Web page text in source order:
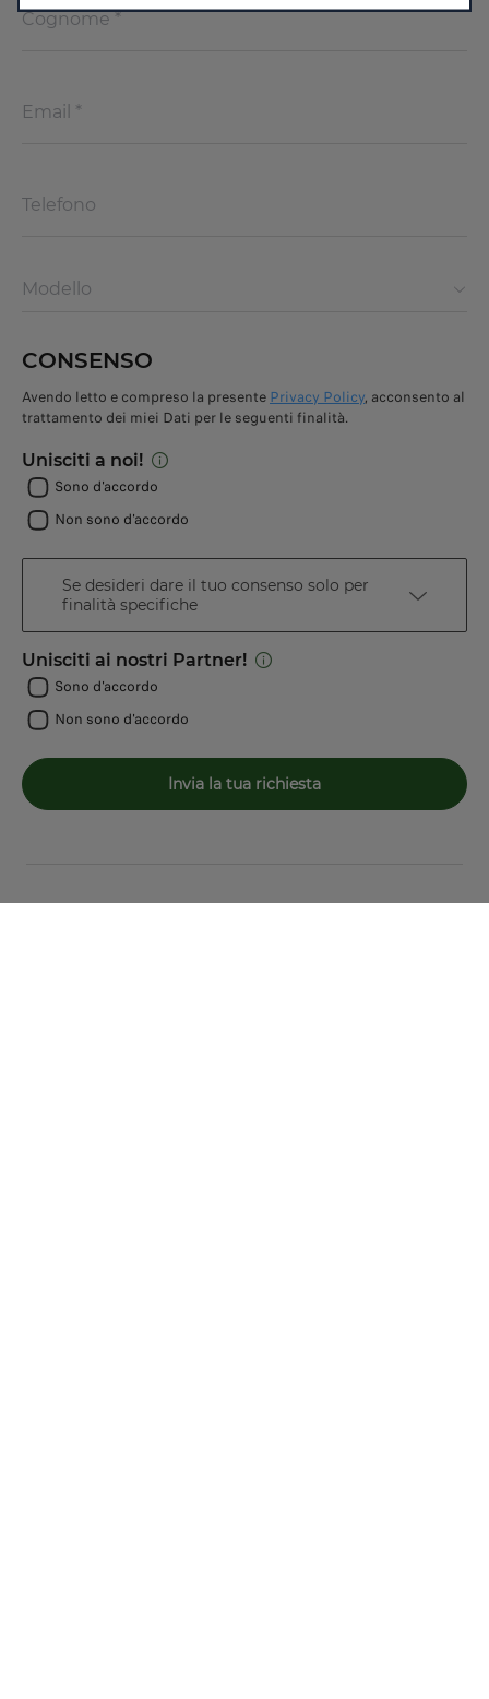
Modello
CONSENSO
Avendo letto e compreso la presente Privacy Policy, acconsento al
trattamento dei miei Dati per le seguenti finalità.
Unisciti a noi!
Sono d'accordo
Non sono d'accordo
Se desideri dare il tuo consenso solo per
finalità specifiche
Unisciti ai nostri Partner!
Sono d'accordo
Non sono d'accordo
Invia la tua richiesta